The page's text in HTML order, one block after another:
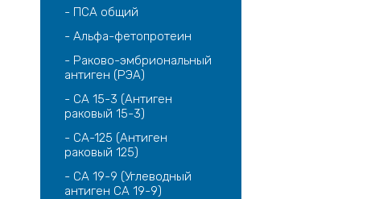
- ПСА общий
- Альфа-фетопротеин
- Раково-эмбриональный
антиген (РЭА)
- CA 15-­3 (Антиген
раковый 15­-3)
- CA-125 (Антиген
раковый 125)
- CA 19­-9 (Углеводный
антиген CA 19-­9)